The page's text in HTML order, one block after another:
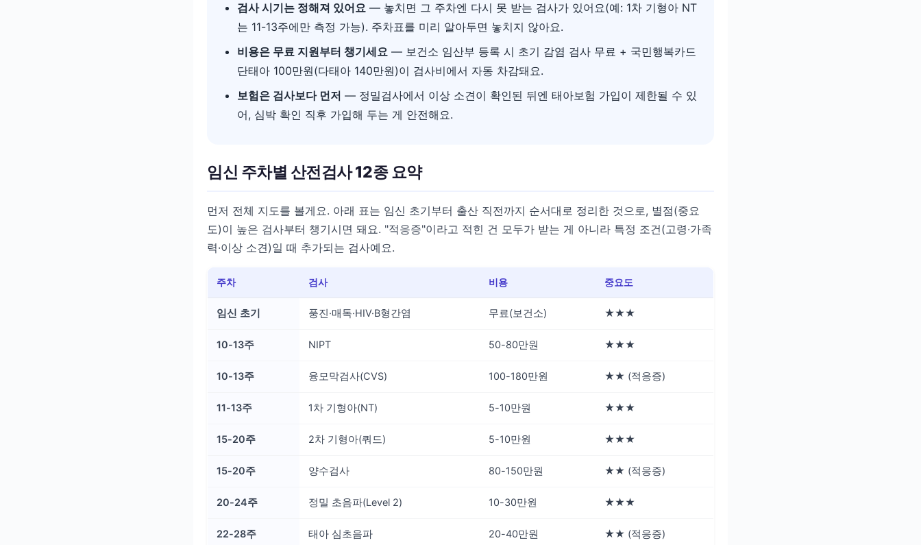
검사 시기는 정해져 있어요 — 놓치면 그 주차엔 다시 못 받는 검사가 있어요(예: 1차 기형아 NT
는 11-13주에만 측정 가능). 주차표를 미리 알아두면 놓치지 않아요.
비용은 무료 지원부터 챙기세요 — 보건소 임산부 등록 시 초기 감염 검사 무료 + 국민행복카드
단태아 100만원(다태아 140만원)이 검사비에서 자동 차감돼요.
보험은 검사보다 먼저 — 정밀검사에서 이상 소견이 확인된 뒤엔 태아보험 가입이 제한될 수 있
어, 심박 확인 직후 가입해 두는 게 안전해요.
임신 주차별 산전검사 12종 요약
먼저 전체 지도를 볼게요. 아래 표는 임신 초기부터 출산 직전까지 순서대로 정리한 것으로, 별점(중요
도)이 높은 검사부터 챙기시면 돼요. "적응증"이라고 적힌 건 모두가 받는 게 아니라 특정 조건(고령·가족
력·이상 소견)일 때 추가되는 검사예요.
주차 검사 비용 중요도
임신 초기 풍진·매독·HIV·B형간염 무료(보건소) ★★★
10-13주 NIPT 50-80만원 ★★★
10-13주 융모막검사(CVS) 100-180만원 ★★ (적응증)
11-13주 1차 기형아(NT) 5-10만원 ★★★
15-20주 2차 기형아(쿼드) 5-10만원 ★★★
15-20주 양수검사 80-150만원 ★★ (적응증)
20-24주 정밀 초음파(Level 2) 10-30만원 ★★★
22-28주 태아 심초음파 20-40만원 ★★ (적응증)